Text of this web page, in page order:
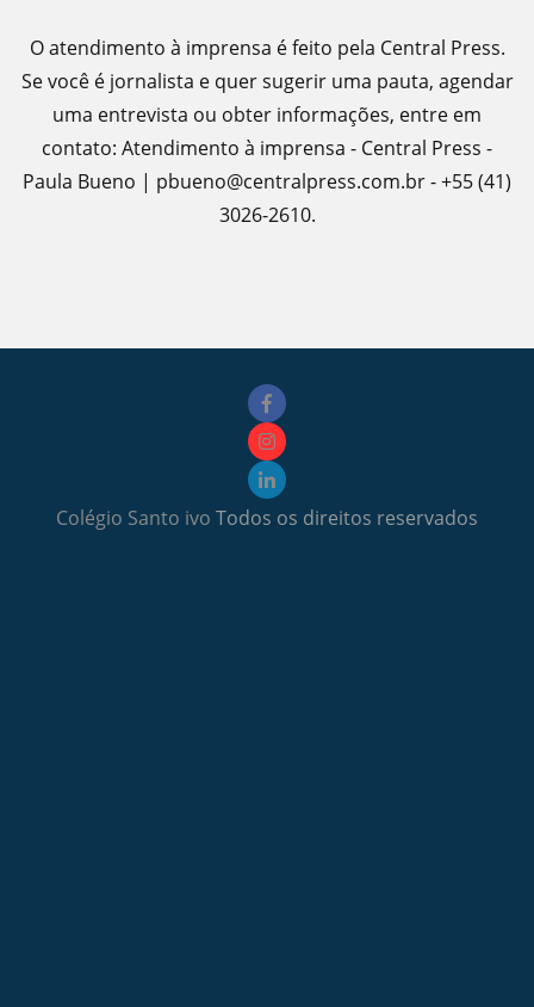
O atendimento à imprensa é feito pela Central Press.
Se você é jornalista e quer sugerir uma pauta, agendar
uma entrevista ou obter informações, entre em
contato: Atendimento à imprensa - Central Press -
Paula Bueno | pbueno@centralpress.com.br - +55 (41)
3026-2610.
Colégio Santo ivo Todos os direitos reservados